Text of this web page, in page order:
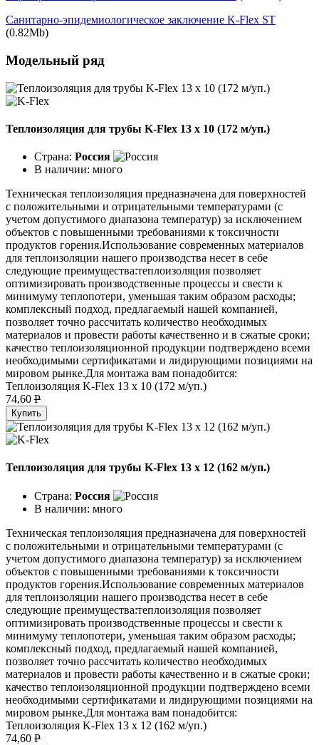
Санитарно-эпидемиологическое заключение K-Flex ST
(0.82Mb)
Модельный ряд
Теплоизоляция для трубы K-Flex 13 х 10 (172 м/уп.)
Страна: Россия
В наличии: много
Техническая теплоизоляция предназначена для поверхностей
с положительными и отрицательными температурами (с
учетом допустимого диапазона температур) за исключением
объектов с повышенными требованиями к токсичности
продуктов горения.Использование современных материалов
для теплоизоляции нашего производства несет в себе
следующие преимущества:теплоизоляция позволяет
оптимизировать производственные процессы и свести к
минимуму теплопотери, уменьшая таким образом расходы;
комплексный подход, предлагаемый нашей компанией,
позволяет точно рассчитать количество необходимых
материалов и провести работы качественно и в сжатые сроки;
качество теплоизоляционной продукции подтверждено всеми
необходимыми сертификатами и лидирующими позициями на
мировом рынке.Для монтажа вам понадобится:
Теплоизоляция K-Flex 13 х 10 (172 м/уп.)
74,60 P
Купить
Теплоизоляция для трубы K-Flex 13 х 12 (162 м/уп.)
Страна: Россия
В наличии: много
Техническая теплоизоляция предназначена для поверхностей
с положительными и отрицательными температурами (с
учетом допустимого диапазона температур) за исключением
объектов с повышенными требованиями к токсичности
продуктов горения.Использование современных материалов
для теплоизоляции нашего производства несет в себе
следующие преимущества:теплоизоляция позволяет
оптимизировать производственные процессы и свести к
минимуму теплопотери, уменьшая таким образом расходы;
комплексный подход, предлагаемый нашей компанией,
позволяет точно рассчитать количество необходимых
материалов и провести работы качественно и в сжатые сроки;
качество теплоизоляционной продукции подтверждено всеми
необходимыми сертификатами и лидирующими позициями на
мировом рынке.Для монтажа вам понадобится:
Теплоизоляция K-Flex 13 х 12 (162 м/уп.)
74,60 P